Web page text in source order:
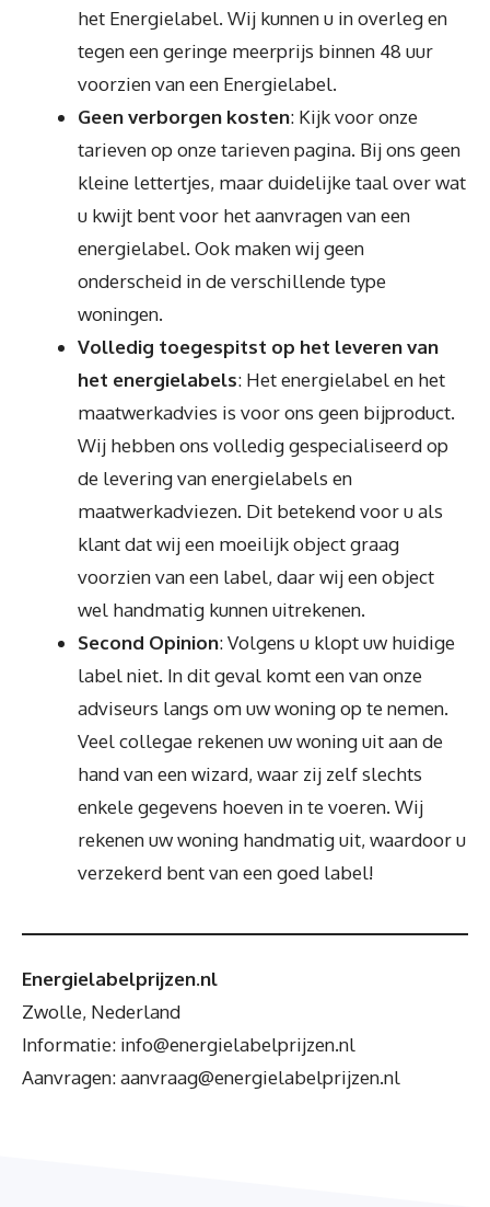
het Energielabel. Wij kunnen u in overleg en
tegen een geringe meerprijs binnen 48 uur
voorzien van een Energielabel.
Geen verborgen kosten: Kijk voor onze
tarieven op onze tarieven pagina. Bij ons geen
kleine lettertjes, maar duidelijke taal over wat
u kwijt bent voor het aanvragen van een
energielabel. Ook maken wij geen
onderscheid in de verschillende type
woningen.
Volledig toegespitst op het leveren van
het energielabels: Het energielabel en het
maatwerkadvies is voor ons geen bijproduct.
Wij hebben ons volledig gespecialiseerd op
de levering van energielabels en
maatwerkadviezen. Dit betekend voor u als
klant dat wij een moeilijk object graag
voorzien van een label, daar wij een object
wel handmatig kunnen uitrekenen.
Second Opinion: Volgens u klopt uw huidige
label niet. In dit geval komt een van onze
adviseurs langs om uw woning op te nemen.
Veel collegae rekenen uw woning uit aan de
hand van een wizard, waar zij zelf slechts
enkele gegevens hoeven in te voeren. Wij
rekenen uw woning handmatig uit, waardoor u
verzekerd bent van een goed label!
Energielabelprijzen.nl
Zwolle, Nederland
Informatie: info@energielabelprijzen.nl
Aanvragen: aanvraag@energielabelprijzen.nl